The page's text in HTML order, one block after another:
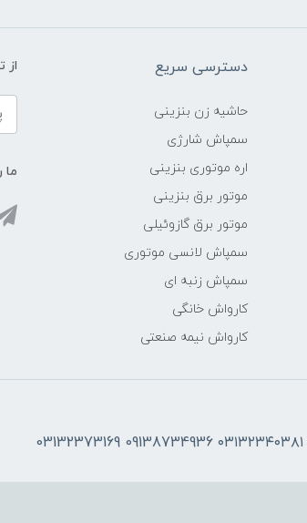
دسترسی سریع
حاشیه زن بنزینی
سمپاش شارژی
اره موتوری بنزینی
موتور برق بنزینی
موتور برق گازوئیلی
سمپاش لانسی موتوری
سمپاش زنبه ای
کارواش خانگی
کارواش نیمه صنعتی
از
ما